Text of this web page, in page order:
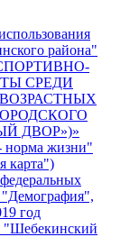
района"
СРЕДИ
ДВОР»)»
норма жизни"
карта")
"Демография",
год
"Шебекинский